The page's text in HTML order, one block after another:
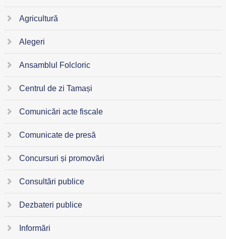
Agricultură
Alegeri
Ansamblul Folcloric
Centrul de zi Tamași
Comunicări acte fiscale
Comunicate de presă
Concursuri și promovări
Consultări publice
Dezbateri publice
Informări